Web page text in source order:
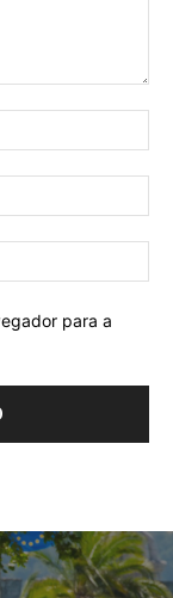
para a